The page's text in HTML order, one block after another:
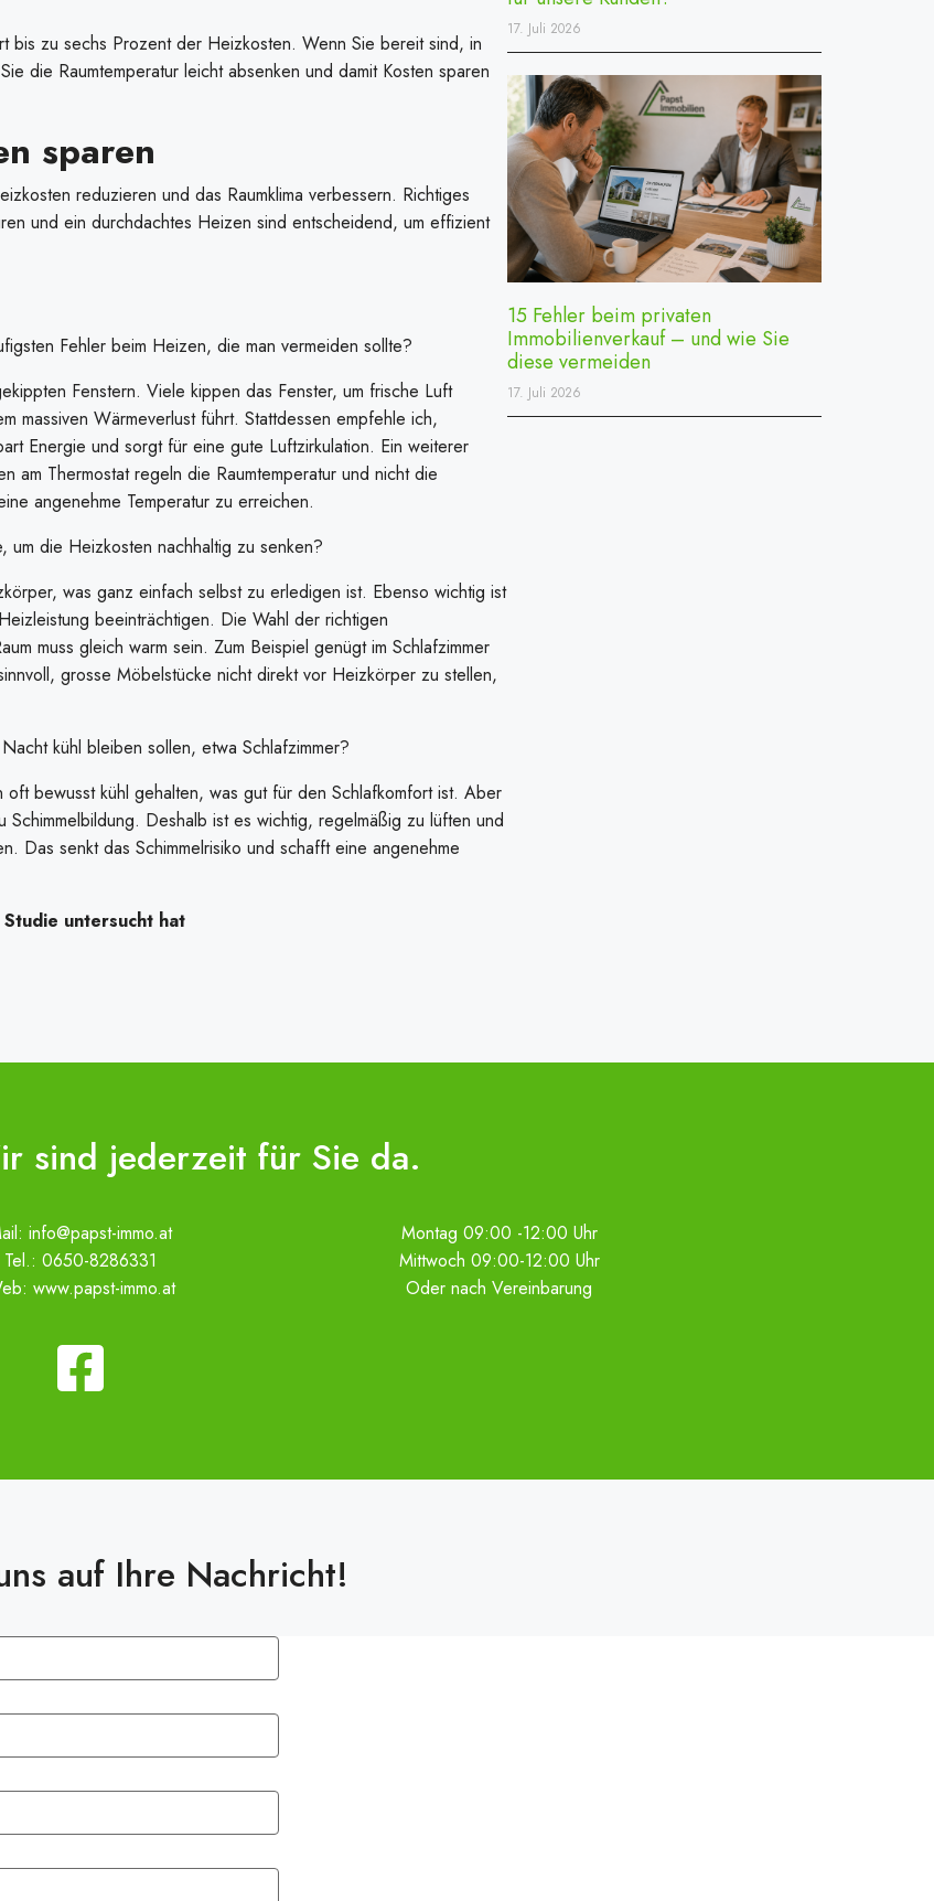
bis zu sechs Prozent der Heizkosten. Wenn Sie bereit sind, in
die Raumtemperatur leicht absenken und damit Kosten sparen
sparen
reduzieren und das Raumklima verbessern. Richtiges
und ein durchdachtes Heizen sind entscheidend, um effizient
Fehler beim Heizen, die man vermeiden sollte?
Fenstern. Viele kippen das Fenster, um frische Luft
massiven Wärmeverlust führt. Stattdessen empfehle ich,
Energie und sorgt für eine gute Luftzirkulation. Ein weiterer
am Thermostat regeln die Raumtemperatur und nicht die
angenehme Temperatur zu erreichen.
um die Heizkosten nachhaltig zu senken?
was ganz einfach selbst zu erledigen ist. Ebenso wichtig ist
beeinträchtigen. Die Wahl der richtigen
muss gleich warm sein. Zum Beispiel genügt im Schlafzimmer
grosse Möbelstücke nicht direkt vor Heizkörper zu stellen,
kühl bleiben sollen, etwa Schlafzimmer?
bewusst kühl gehalten, was gut für den Schlafkomfort ist. Aber
Deshalb ist es wichtig, regelmäßig zu lüften und
Das senkt das Schimmelrisiko und schafft eine angenehme
untersucht hat
17. Juli 2026
15 Fehler beim privaten
Immobilienverkauf – und wie Sie
diese vermeiden
17. Juli 2026
sind jederzeit für Sie da.
info@papst-immo.at
Tel.: 0650-8286331
www.papst-immo.at
Montag 09:00 -12:00 Uhr
Mittwoch 09:00-12:00 Uhr
Oder nach Vereinbarung
auf Ihre Nachricht!